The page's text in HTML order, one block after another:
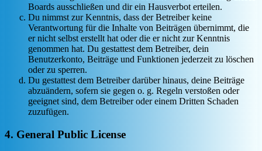
Boards ausschließen und dir ein Hausverbot erteilen.
Du nimmst zur Kenntnis, dass der Betreiber keine
Verantwortung für die Inhalte von Beiträgen übernimmt, die
er nicht selbst erstellt hat oder die er nicht zur Kenntnis
genommen hat. Du gestattest dem Betreiber, dein
Benutzerkonto, Beiträge und Funktionen jederzeit zu löschen
oder zu sperren.
Du gestattest dem Betreiber darüber hinaus, deine Beiträge
abzuändern, sofern sie gegen o. g. Regeln verstoßen oder
geeignet sind, dem Betreiber oder einem Dritten Schaden
zuzufügen.
4. General Public License